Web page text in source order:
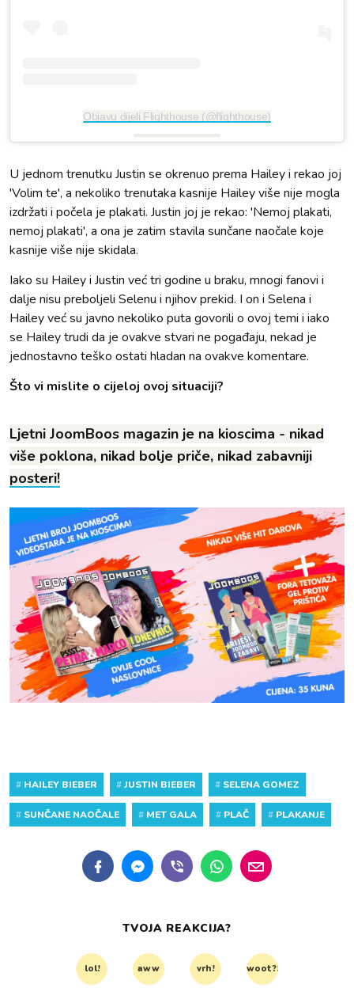
Objavu dijeli Flighthouse (@flighthouse)
U jednom trenutku Justin se okrenuo prema Hailey i rekao joj
'Volim te', a nekoliko trenutaka kasnije Hailey više nije mogla
izdržati i počela je plakati. Justin joj je rekao: 'Nemoj plakati,
nemoj plakati', a ona je zatim stavila sunčane naočale koje
kasnije više nije skidala.
Iako su Hailey i Justin već tri godine u braku, mnogi fanovi i
dalje nisu preboljeli Selenu i njihov prekid. I on i Selena i
Hailey već su javno nekoliko puta govorili o ovoj temi i iako
se Hailey trudi da je ovakve stvari ne pogađaju, nekad je
jednostavno teško ostati hladan na ovakve komentare.
Što vi mislite o cijeloj ovoj situaciji?
Ljetni JoomBoos magazin je na kioscima - nikad
više poklona, nikad bolje priče, nikad zabavniji
posteri!
# HAILEY BIEBER #JUSTIN BIEBER # SELENA GOMEZ
# SUNČANE NAOČALE # MET GALA # PLAČ # PLAKANJE
TVOJA REAKCIJA?
lol! aww vrh! woot?!